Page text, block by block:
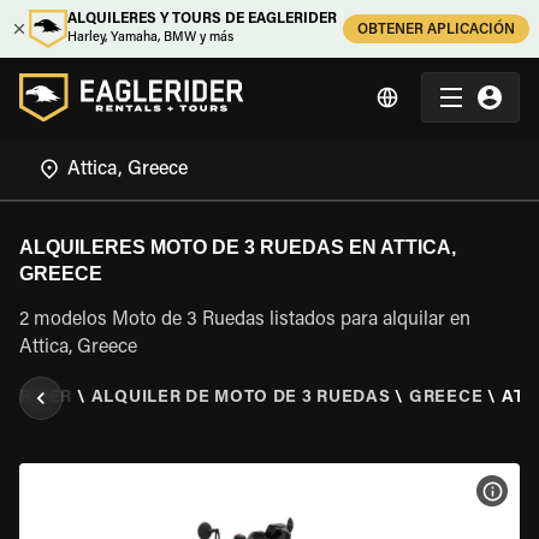
ALQUILERES Y TOURS DE EAGLERIDER
Harley, Yamaha, BMW y más
OBTENER APLICACIÓN
ALQUILERES MOTO DE 3 RUEDAS EN ATTICA,
GREECE
2 modelos Moto de 3 Ruedas listados para alquilar en
Attica, Greece
\ ALQUILER DE MOTO DE 3 RUEDAS \ GREECE \
VER